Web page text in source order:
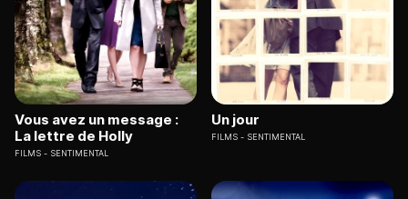
Vous avez un message :
La lettre de Holly
FILMS SENTIMENTAL
Un jour
FILMS SENTIMENTAL